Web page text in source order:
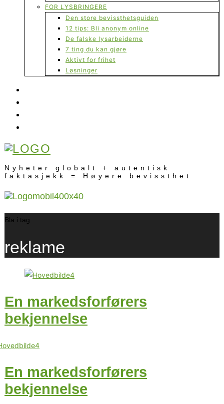
FOR LYSBRINGERE
Den store bevissthetsguiden
12 tips: Bli anonym online
De falske lysarbeiderne
7 ting du kan gjøre
Aktivt for frihet
Løsninger
Nyheter globalt + autentisk
faktasjekk = Høyere bevissthet
Bla i tag
reklame
En markedsforførers
bekjennelse
En markedsforførers
bekjennelse